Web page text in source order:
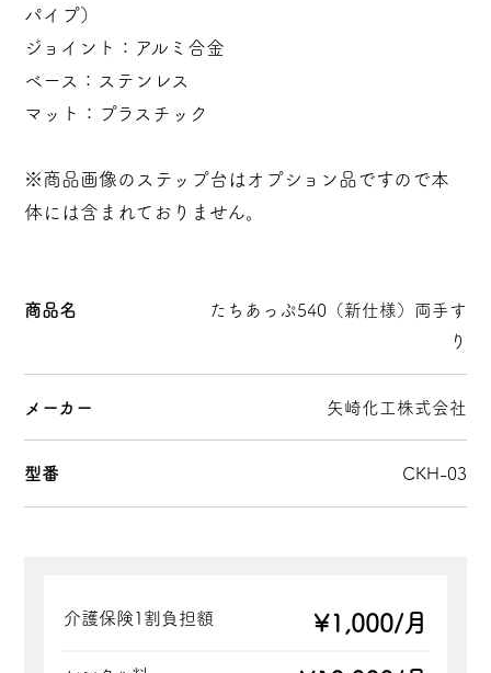
パイプ）
ジョイント：アルミ合金
ベース：ステンレス
マット：プラスチック
※商品画像のステップ台はオプション品ですので本
体には含まれておりません。
商品名
たちあっぷ540（新仕様）両手す
り
メーカー 矢崎化工株式会社
型番 CKH-03
介護保険1割負担額 ¥1,000/月